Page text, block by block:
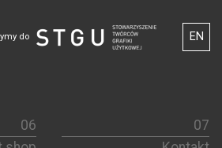
do EN